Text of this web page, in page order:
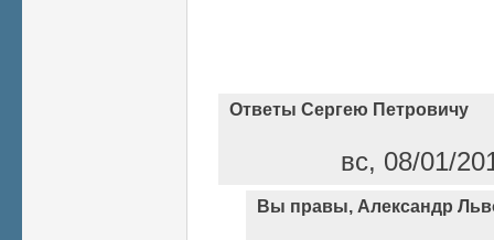
Ответы Сергею Петровичу
вс, 08/01/
Вы правы, Александр